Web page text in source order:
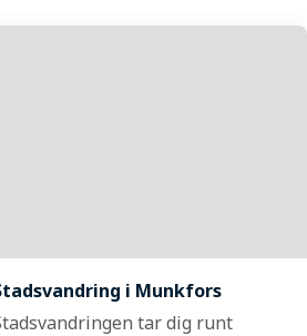
i Munkfors
tar dig runt